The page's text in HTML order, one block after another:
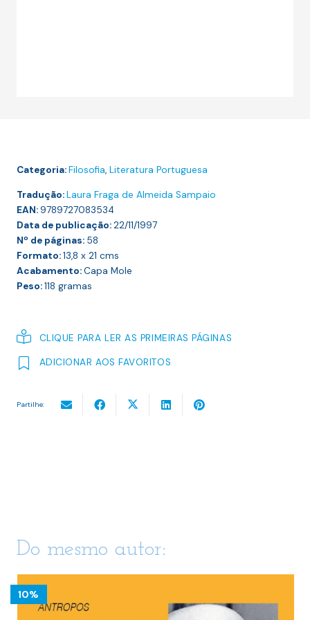
Categoria:Filosofia, Literatura Portuguesa
Tradução:Laura Fraga de Almeida Sampaio
EAN:9789727083534
Data de publicação:22/11/1997
Nº de páginas: 58
Formato:13,8 x 21 cms
Acabamento:Capa Mole
Peso:118 gramas
CLIQUE PARA LER AS PRIMEIRAS PÁGINAS
ADICIONAR AOS FAVORITOS
Partilhe:
Do mesmo autor:
10%